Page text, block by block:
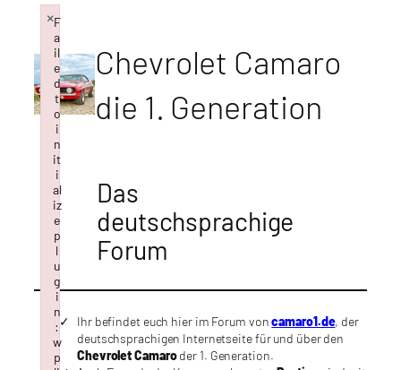
springen
Chevrolet Camaro
die 1. Generation
Das
deutschsprachige
Forum
Ihr befindet euch hier im Forum voncamaro1.de, der
deutschsprachigen Internetseite für und über den
Chevrolet Camaroder 1. Generation.
F
a
il
e
d
t
o
i
n
it
i
al
iz
e
p
l
u
g
i
n
:
w
p
×